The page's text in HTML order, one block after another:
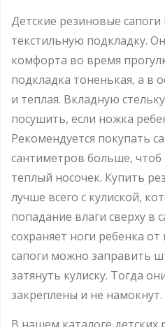
Детские резиновые
текстильную подкладку.
комфорта во время
подкладка тоненькая, а в
и теплая. Вкладную
посушить, если ножка
Рекомендуется покупать
сантиметров больше,
теплый носочек. Купить
лучше всего с кулиской,
попадание влаги сверху в
сохраняет ноги ребенка
сапоги можно заправить
затянуть кулиску. Тогда
закреплены и не намокнут.
В нашем каталоге детских